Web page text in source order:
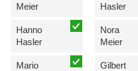
Meier
Hanno
Hasler
Mario
Hasler
Nora
Meier
Gilbert